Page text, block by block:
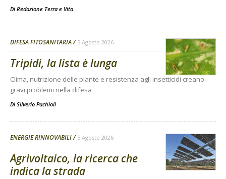
Di Redazione Terra e Vita
DIFESA FITOSANITARIA 5 Agosto 2026
Tripidi, la lista è lunga
Clima, nutrizione delle piante e resistenza agli insetticidi creano
gravi problemi nella difesa
Di Silverio Pachioli
ENERGIE RINNOVABILI 5 Agosto 2026
Agrivoltaico, la ricerca che
indica la strada